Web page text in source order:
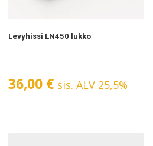
Levyhissi LN450 lukko
36,00 € sis. ALV 25,5%